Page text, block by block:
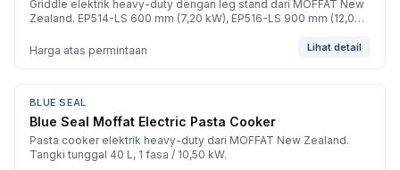
Griddle elektrik heavy-duty dengan leg stand dari MOFFAT New
Zealand. EP514-LS 600 mm (7,20 kW), EP516-LS 900 mm (12,00
Harga atas permintaan
Lihat detail
BARU
BLUE SEAL
Blue Seal Moffat Electric Pasta Cooker
Pasta cooker elektrik heavy-duty dari MOFFAT New Zealand.
Tangki tunggal 40 L, 1 fasa / 10,50 kW.